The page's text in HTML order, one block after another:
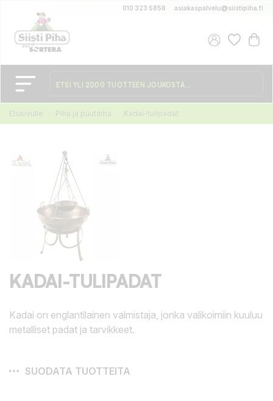
010 323 5858 asiakaspalvelu@siistipiha.fi
Etusivulle Piha ja puutarha Kadai-tulipadat
KADAI-TULIPADAT
Kadai on englantilainen valmistaja, jonka valikoimiin kuuluu
metalliset padat ja tarvikkeet.
SUODATA TUOTTEITA